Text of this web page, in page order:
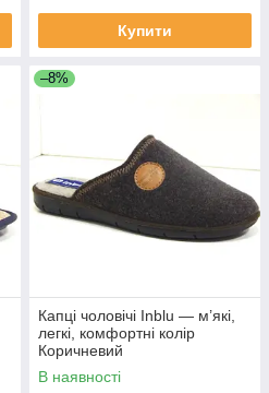
Купити
–8%
Капці чоловічі Inblu — м’які,
легкі, комфортні колір
Коричневий
В наявності